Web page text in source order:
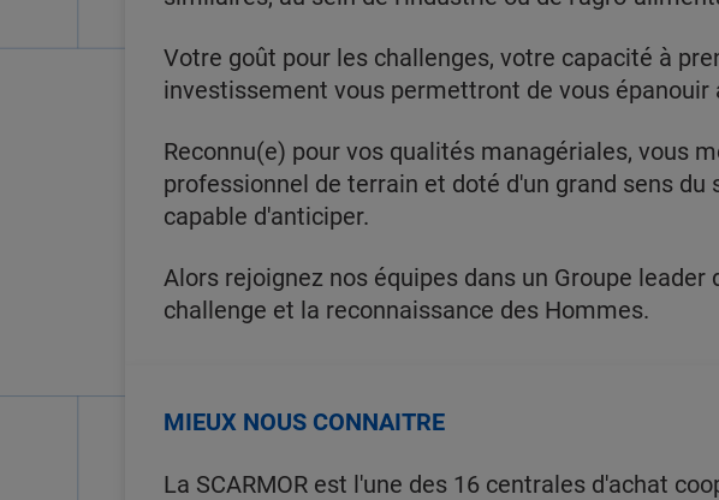
Votre goût pour les challenges, votre capacité à
investissement vous permettront de vous épanouir
Reconnu(e) pour vos qualités managériales, vous
professionnel de terrain et doté d'un grand sens
capable d'anticiper.
Alors rejoignez nos équipes dans un Groupe
challenge et la reconnaissance des Hommes.
MIEUX NOUS CONNAITRE
La SCARMOR est l'une des 16 centrales d'achat